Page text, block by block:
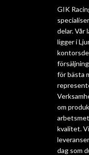
GIK
delar. Vår
ligger i
för bästa
om
kvalitet.
dag som